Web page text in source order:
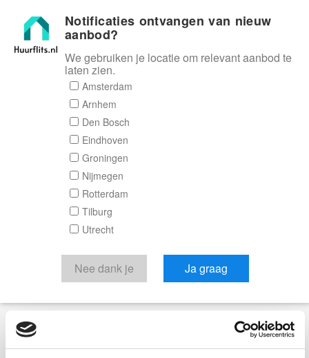
Huurflits
Deze woning is
Notificaties ontvangen van nieuw
aanbod?
We gebruiken je locatie om relevant aanbod te
laten zien.
Amsterdam
Arnhem
Den Bosch
Eindhoven
Groningen
Nijmegen
Rotterdam
Tilburg
Utrecht
Nee dank je Ja graag